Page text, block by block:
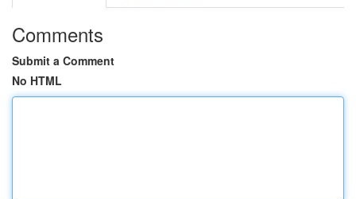
Comments
Submit a Comment
No HTML